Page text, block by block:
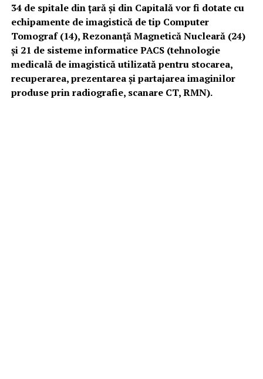
34 de spitale din țară și din Capitală vor fi dotate cu
echipamente de imagistică de tip Computer
Tomograf (14), Rezonanță Magnetică Nucleară (24)
și 21 de sisteme informatice PACS (tehnologie
medicală de imagistică utilizată pentru stocarea,
recuperarea, prezentarea și partajarea imaginilor
produse prin radiografie, scanare CT, RMN).